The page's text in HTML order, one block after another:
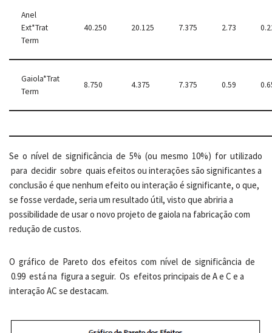
Anel
Ext*Trat
Term
40.250 20.125 7.375 2.73
Gaiola*Trat
Term
8.750 4.375 7.375 0.59
Se o nível de significância de 5% (ou mesmo 10%) for utilizado
para decidir sobre quais efeitos ou interações são significantes a
conclusão é que nenhum efeito ou interação é significante, o que,
se fosse verdade, seria um resultado útil, visto que abriria a
possibilidade de usar o novo projeto de gaiola na fabricação com
redução de custos.
O gráfico de Pareto dos efeitos com nível de significância de
0.99 está na figura a seguir. Os efeitos principais de A e C e a
interação AC se destacam.